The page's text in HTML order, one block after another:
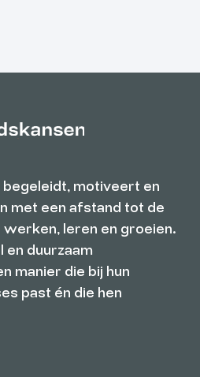
motiveert en
met een afstand tot de
leren en groeien.
en duurzaam
manier die bij hun
past én die hen